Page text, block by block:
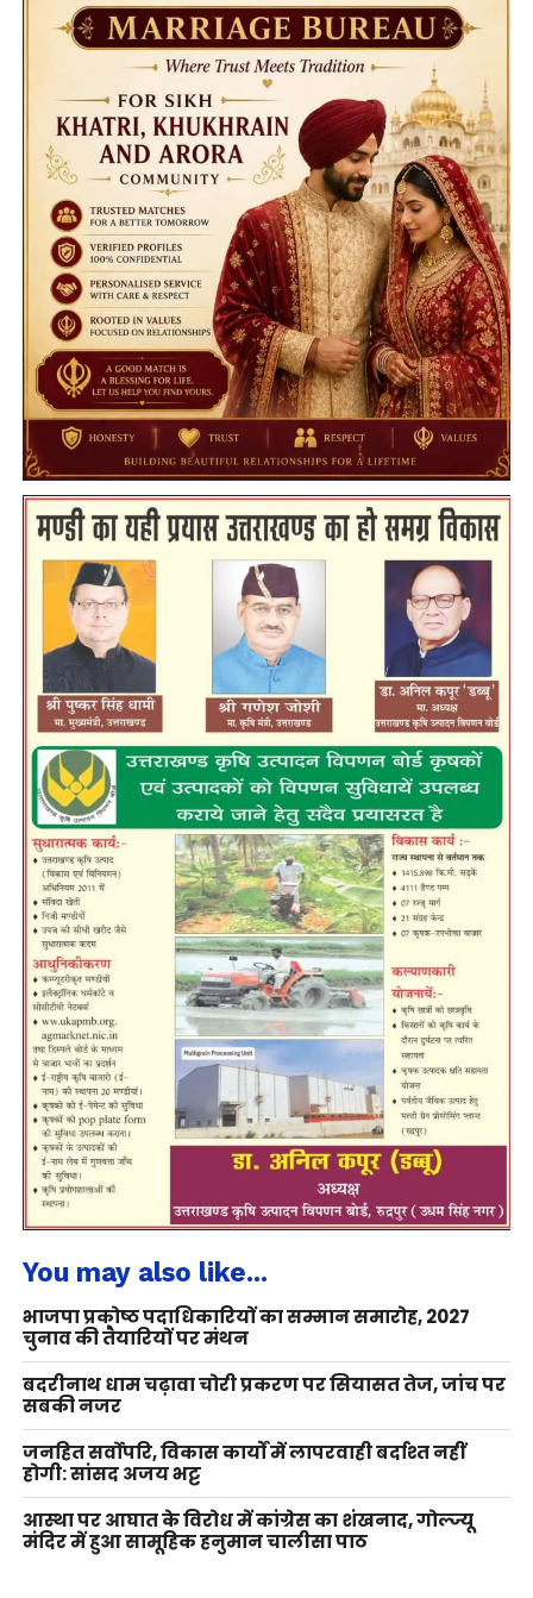
You may also like...
भाजपा प्रकोष्ठ पदाधिकारियों का सम्मान समारोह, 2027
चुनाव की तैयारियों पर मंथन
बदरीनाथ धाम चढ़ावा चोरी प्रकरण पर सियासत तेज, जांच पर
सबकी नजर
जनहित सर्वोपरि, विकास कार्यों में लापरवाही बर्दाश्त नहीं
होगी: सांसद अजय भट्ट
आस्था पर आघात के विरोध में कांग्रेस का शंखनाद, गोल्ज्यू
मंदिर में हुआ सामूहिक हनुमान चालीसा पाठ